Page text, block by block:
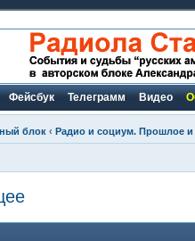
Фейсбук Телеграмм Видео
блок ‹ Радио и социум. Прошлое и